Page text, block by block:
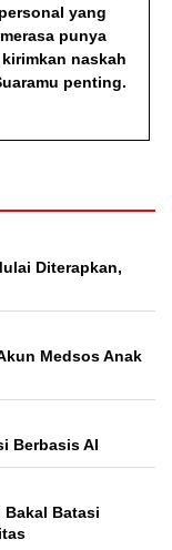
yang
punya
naskah
penting.
Diterapkan,
Medsos Anak
Berbasis AI
Bakal Batasi